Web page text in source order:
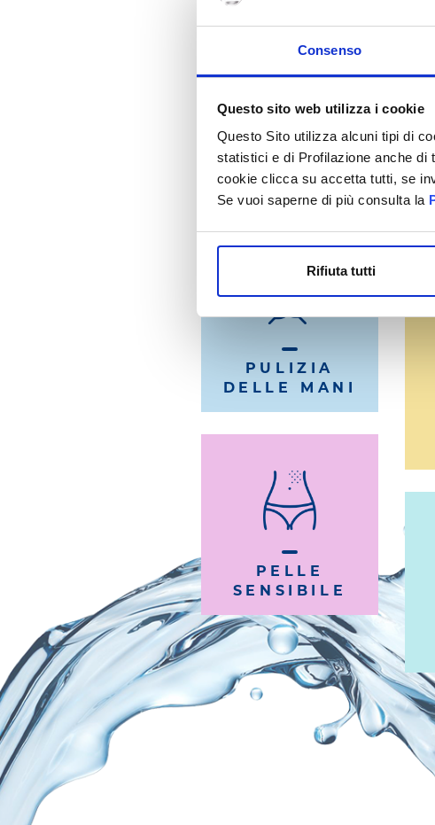
Consenso
Questo sito web utilizza i cookie
Questo Sito utilizza alcuni tipi di
statistici e di Profilazione anche
cookie clicca su accetta tutti, se
Se vuoi saperne di più consulta la
Rifiuta tutti
QUALE
PULIZIA
DELLE MANI
PELLE
SENSIBILE